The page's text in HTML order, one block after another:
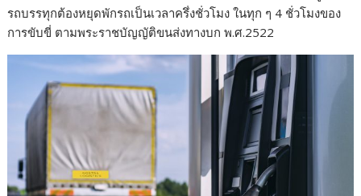
รถบรรทุกต้องหยุดพักรถเป็นเวลาครึ่งชั่วโมง ในทุก ๆ 4 ชั่วโมงของ
การขับขี่ ตามพระราชบัญญัติขนส่งทางบก พ.ศ.2522